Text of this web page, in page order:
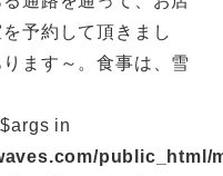
予約して頂きまし
ます～。食事は、雪
in
public_html/